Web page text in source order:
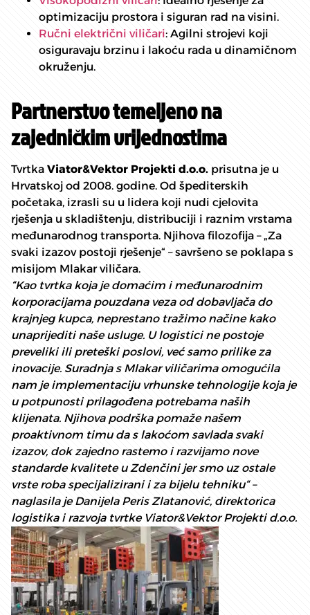
optimizaciju prostora i siguran rad na visini.
Ručni električni viličari: Agilni strojevi koji
osiguravaju brzinu i lakoću rada u dinamičnom
okruženju.
Partnerstvo temeljeno na
zajedničkim vrijednostima
Tvrtka Viator&Vektor Projekti d.o.o. prisutna je u
Hrvatskoj od 2008. godine. Od špediterskih
početaka, izrasli su u lidera koji nudi cjelovita
rješenja u skladištenju, distribuciji i raznim vrstama
međunarodnog transporta. Njihova filozofija – „Za
svaki izazov postoji rješenje“ – savršeno se poklapa s
misijom Mlakar viličara.
“Kao tvrtka koja je domaćim i međunarodnim
korporacijama pouzdana veza od dobavljača do
krajnjeg kupca, neprestano tražimo načine kako
unaprijediti naše usluge. U logistici ne postoje
preveliki ili preteški poslovi, već samo prilike za
inovacije. Suradnja s Mlakar viličarima omogućila
nam je implementaciju vrhunske tehnologije koja je
u potpunosti prilagođena potrebama naših
klijenata. Njihova podrška pomaže našem
proaktivnom timu da s lakoćom savlada svaki
izazov, dok zajedno rastemo i razvijamo nove
standarde kvalitete u Zdenčini jer smo uz ostale
vrste roba specijalizirani i za bijelu tehniku“ –
naglasila je Danijela Peris Zlatanović, direktorica
logistika i razvoja tvrtke Viator&Vektor Projekti d.o.o.